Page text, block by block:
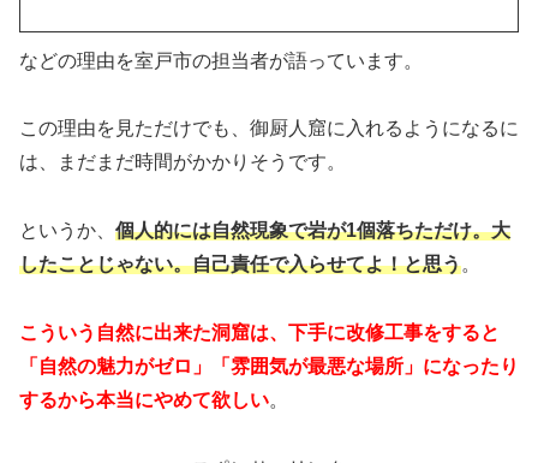
などの理由を室戸市の担当者が語っています。
この理由を見ただけでも、御厨人窟に入れるようになるに
は、まだまだ時間がかかりそうです。
というか、 個人的には自然現象で岩が1個落ちただけ。大
したことじゃない。自己責任で入らせてよ！と思う。
こういう自然に出来た洞窟は、下手に改修工事をすると
「自然の魅力がゼロ」「雰囲気が最悪な場所」になったり
するから本当にやめて欲しい。